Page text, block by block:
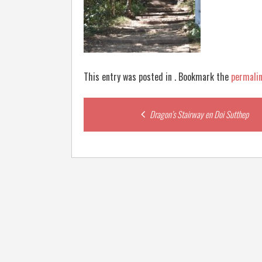
This entry was posted in . Bookmark the
navigation
Dragon’s Stairway en Doi Sutthep